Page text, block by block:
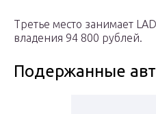
Третье место занимает
владения 94 800 рублей.
Подержанные